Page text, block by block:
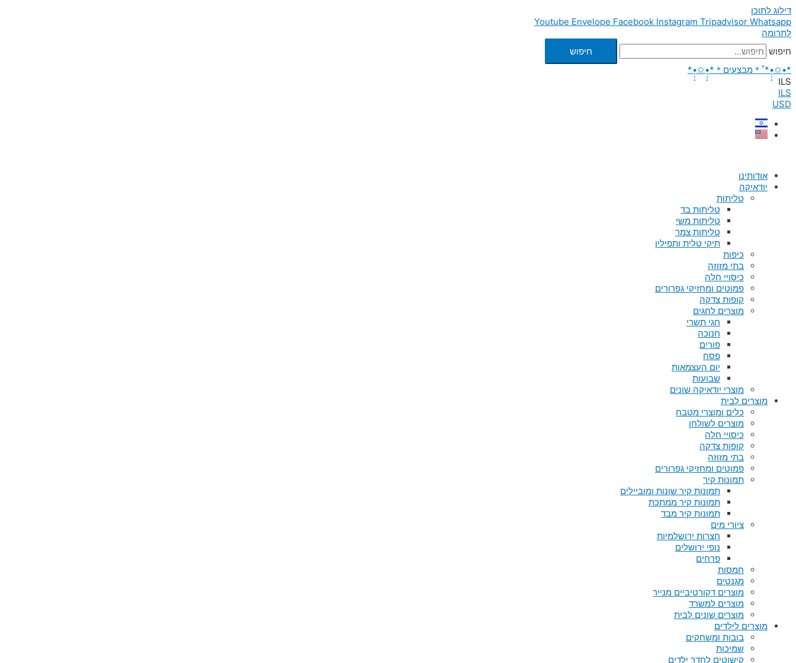
דילוג לתוכן
Youtube Envelope Facebook Instagram Tripadvisor Whatsapp
לתרומה
חיפוש
חיפוש
*•̩̩͙✩•̩̩͙*˚＊מבצעים＊*•̩̩͙✩•̩̩͙*
ILS
ILS
USD
אודותינו
יודאיקה
טליתות
טליתות בד
טליתות משי
טליתות צמר
תיקי טלית ותפילין
כיפות
בתי מזוזה
כיסויי חלה
פמוטים ומחזיקי גפרורים
קופות צדקה
מוצרים לחגים
חגי תשרי
חנוכה
פורים
פסח
יום העצמאות
שבועות
מוצרי יודאיקה שונים
מוצרים לבית
כלים ומוצרי מטבח
מוצרים לשולחן
כיסויי חלה
קופות צדקה
בתי מזוזה
פמוטים ומחזיקי גפרורים
תמונות קיר
תמונות קיר שונות ומוביילים
תמונות קיר ממתכת
תמונות קיר מבד
ציורי מים
חצרות ירושלמיות
נופי ירושלים
פרחים
חמסות
מגנטים
מוצרים דקורטיביים מנייר
מוצרים למשרד
מוצרים שונים לבית
מוצרים לילדים
בובות ומשחקים
שמיכות
קישוטים לחדר ילדים